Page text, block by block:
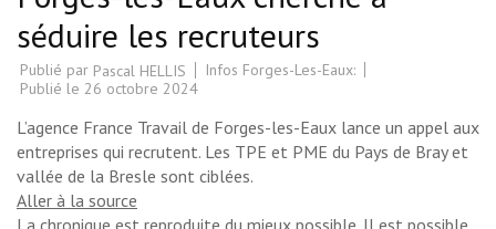
séduire les recruteurs
Publié par Pascal HELLIS
Infos Forges-Les-Eaux:
Publié le 26 octobre 2024
L’agence France Travail de Forges-les-Eaux lance un appel aux
entreprises qui recrutent. Les TPE et PME du Pays de Bray et
vallée de la Bresle sont ciblées.
Aller à la source
La chronique est reproduite du mieux possible. Il est possible